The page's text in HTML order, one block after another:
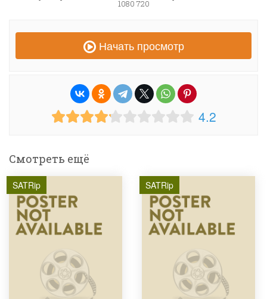
1080 720
Начать просмотр
4.2
Смотреть ещё
SATRip SATRip